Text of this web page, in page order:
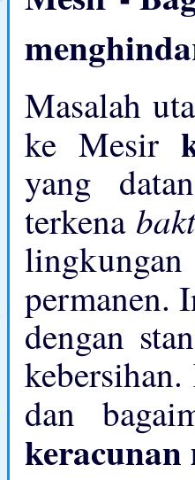
Masalah
ke Mesir
yang
terkena
permanen.
dengan
dan